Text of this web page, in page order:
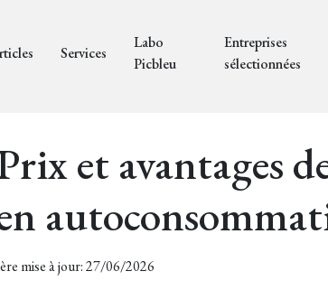
Services
Labo
Picbleu
Entreprises
sélectionnées
et avantages
mise à jour: 27/06/2026